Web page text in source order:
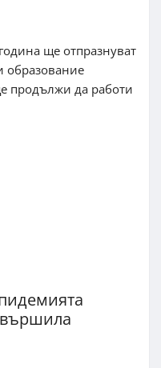
ще отпразнуват
образование
продължи да работи